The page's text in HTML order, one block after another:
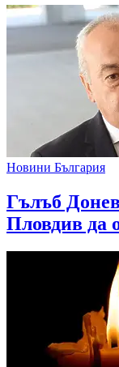
Новини България
Гълъб
Пловдив да